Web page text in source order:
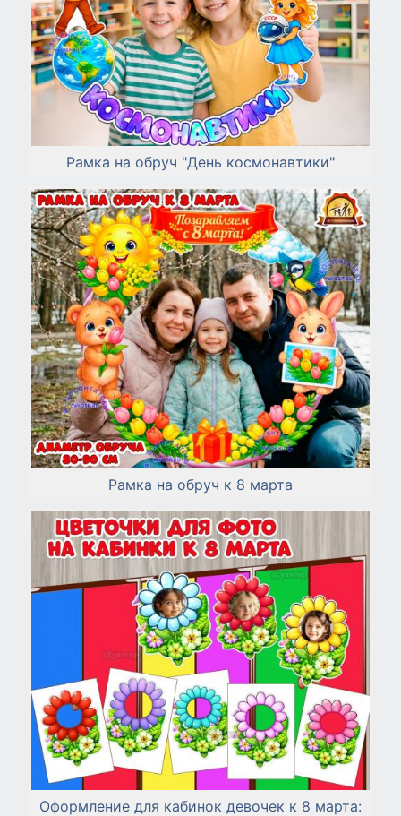
Рамка на обруч "День космонавтики"
Рамка на обруч к 8 марта
Оформление для кабинок девочек к 8 марта: